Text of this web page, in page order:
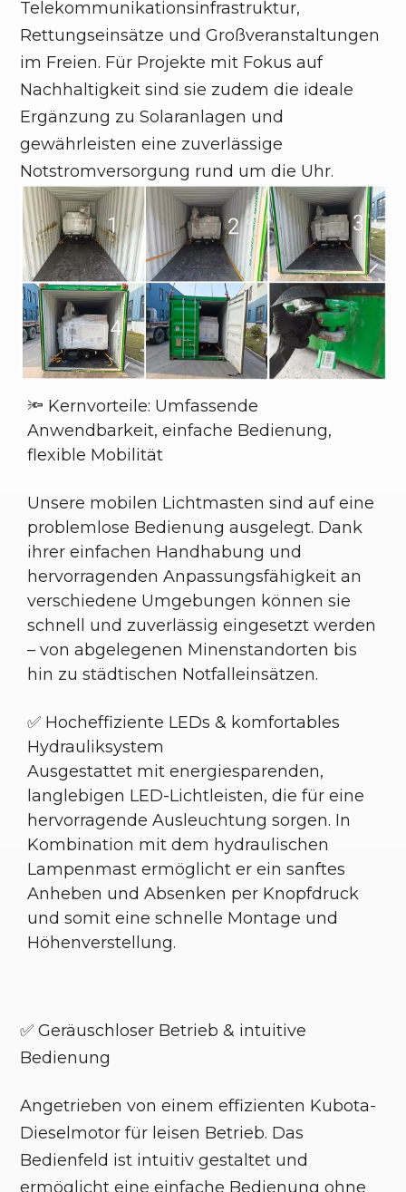
Telekommunikationsinfrastruktur,
Rettungseinsätze und Großveranstaltungen
im Freien. Für Projekte mit Fokus auf
Nachhaltigkeit sind sie zudem die ideale
Ergänzung zu Solaranlagen und
gewährleisten eine zuverlässige
Notstromversorgung rund um die Uhr.
🔦 Kernvorteile: Umfassende
Anwendbarkeit, einfache Bedienung,
flexible Mobilität
Unsere mobilen Lichtmasten sind auf eine
problemlose Bedienung ausgelegt. Dank
ihrer einfachen Handhabung und
hervorragenden Anpassungsfähigkeit an
verschiedene Umgebungen können sie
schnell und zuverlässig eingesetzt werden
– von abgelegenen Minenstandorten bis
hin zu städtischen Notfalleinsätzen.
✅ Hocheffiziente LEDs & komfortables
Hydrauliksystem
Ausgestattet mit energiesparenden,
langlebigen LED-Lichtleisten, die für eine
hervorragende Ausleuchtung sorgen. In
Kombination mit dem hydraulischen
Lampenmast ermöglicht er ein sanftes
Anheben und Absenken per Knopfdruck
und somit eine schnelle Montage und
Höhenverstellung.
✅ Geräuschloser Betrieb & intuitive
Bedienung
Angetrieben von einem effizienten Kubota-
Dieselmotor für leisen Betrieb. Das
Bedienfeld ist intuitiv gestaltet und
ermöglicht eine einfache Bedienung ohne